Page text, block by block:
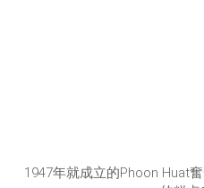
1947年就成立的Phoon Huat